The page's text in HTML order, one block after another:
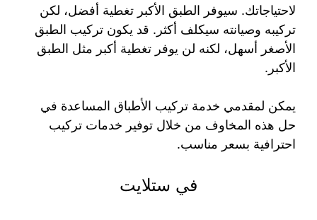
لاحتياجاتك. سيوفر الطبق الأكبر تغطية أفضل، لكن
تركيبه وصيانته سيكلف أكثر. قد يكون تركيب الطبق
الأصغر أسهل، لكنه لن يوفر تغطية أكبر مثل الطبق
الأكبر.
يمكن لمقدمي خدمة تركيب الأطباق المساعدة في
حل هذه المخاوف من خلال توفير خدمات تركيب
احترافية بسعر مناسب.
في ستلايت